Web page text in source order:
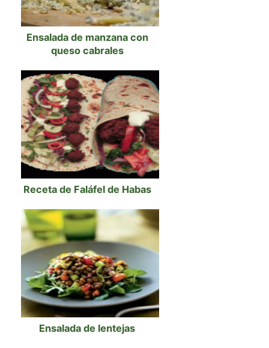
Ensalada de manzana con
queso cabrales
Receta de Faláfel de Habas
Ensalada de lentejas